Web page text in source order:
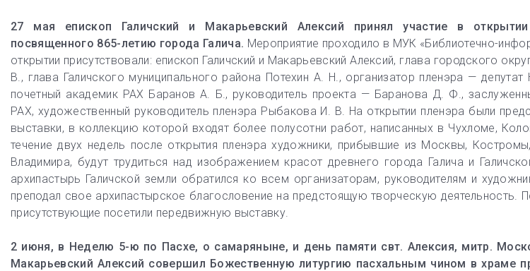
27 мая епископ Галичский и Макарьевский Алексий принял участие в открытии
посвященного 865-летию города Галича. Мероприятие проходило в МУК «Библиотечно-
открытии присутствовали: епископ Галичский и Макарьевский Алексий, глава городского
В., глава Галичского муниципального района Потехин А. Н., организатор пленэра —
почетный академик РАХ Баранов А. Б., руководитель проекта — Баранова Д. Ф.,
РАХ, художественный руководитель пленэра Рыбакова И. В. На открытии пленэра были
выставки, в коллекцию которой входят более полусотни работ, написанных в Чухломе,
течение двух недель после открытия пленэра художники, прибывшие из Москвы,
Владимира, будут трудиться над изображением красот древнего города Галича и
архипастырь Галичской земли обратился ко всем организаторам, руководителям и
преподал свое архипастырское благословение на предстоящую творческую деятельность.
присутствующие посетили передвижную выставку.
2 июня, в Неделю 5-ю по Пасхе, о самаряныне, и день памяти свт. Алексия, митр.
Макарьевский Алексий совершил Божественную литургию пасхальным чином в храме